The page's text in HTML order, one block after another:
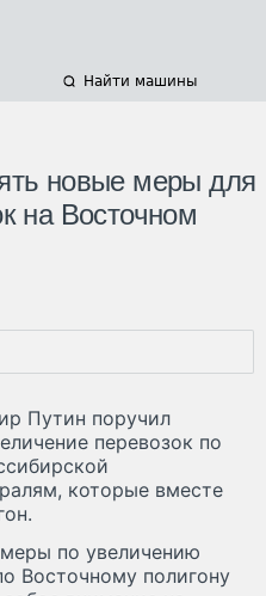
Найти машины
новые меры для
на Восточном
Путин поручил
перевозок по
которые вместе
по увеличению
Восточному полигону